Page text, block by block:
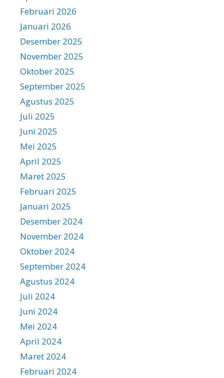
Februari 2026
Januari 2026
Desember 2025
November 2025
Oktober 2025
September 2025
Agustus 2025
Juli 2025
Juni 2025
Mei 2025
April 2025
Maret 2025
Februari 2025
Januari 2025
Desember 2024
November 2024
Oktober 2024
September 2024
Agustus 2024
Juli 2024
Juni 2024
Mei 2024
April 2024
Maret 2024
Februari 2024